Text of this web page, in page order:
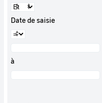
Date de saisie
à